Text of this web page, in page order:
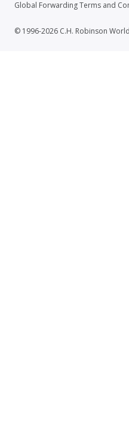
Global Forwarding Terms and
© 1996-2026 C.H. Robinson